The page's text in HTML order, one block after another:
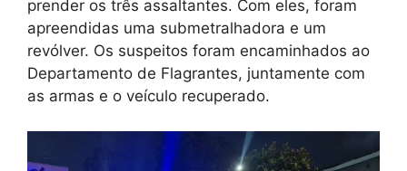
prender os três assaltantes. Com eles, foram
apreendidas uma submetralhadora e um
revólver. Os suspeitos foram encaminhados ao
Departamento de Flagrantes, juntamente com
as armas e o veículo recuperado.